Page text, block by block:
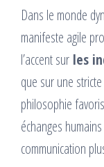
Dans le monde
manifeste agile
l’accent sur les
que sur une
philosophie
échanges
communication